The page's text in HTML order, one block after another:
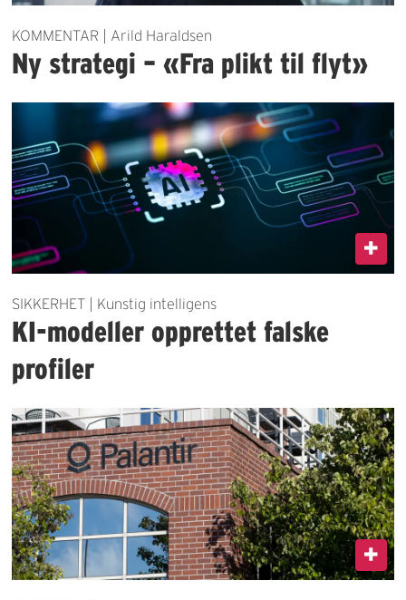
KOMMENTAR | Arild Haraldsen
Ny strategi – «Fra plikt til flyt»
SIKKERHET | Kunstig intelligens
KI-modeller opprettet falske
profiler